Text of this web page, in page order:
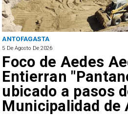
Aegypti:
Urbano"
de la
Antofagasta